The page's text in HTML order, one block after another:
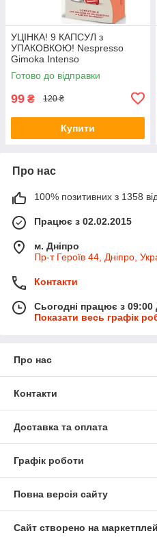
УЦІНКА! 9 КАПСУЛ з
УПАКОВКОЮ! Nespresso
Gimoka Intenso
Готово до відправки
99 ₴ 120 ₴
Купити
Про нас
100% позитивних з 1358
Працює з 02.02.2015
м. Дніпро
Пр-т Героїв 44, Дніпро,
Контакти
Сьогодні працює з 09:00
Показати весь графік
Про нас
Контакти
Доставка та оплата
Графік роботи
Повна версія сайту
Сайт створено на